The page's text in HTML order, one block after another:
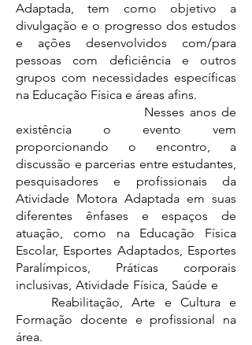
Adaptada, tem como objetivo a
divulgação e o progresso dos estudos
e ações desenvolvidos com/para
pessoas com deficiência e outros
grupos com necessidades específicas
na Educação Física e áreas afins.
Nesses anos de
existência o evento vem
proporcionando o encontro, a
discussão e parcerias entre estudantes,
pesquisadores e profissionais da
Atividade Motora Adaptada em suas
diferentes ênfases e espaços de
atuação, como na Educação Física
Escolar, Esportes Adaptados, Esportes
Paralímpicos, Práticas corporais
inclusivas, Atividade Física, Saúde e
Reabilitação, Arte e Cultura e
Formação docente e profissional na
área.